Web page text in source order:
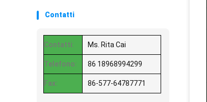
Contatti
Contatti: Ms. Rita Cai
Telefono: 86 18968994299
Fax: 86-577-64787771